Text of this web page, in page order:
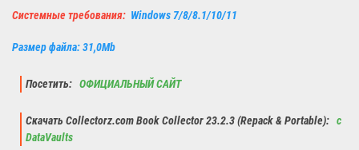
Системные требования: Windows 7/8/8.1/10/11
Размер файла: 31,0Mb
Посетить: ОФИЦИАЛЬНЫЙ САЙТ
Скачать Collectorz.com Book Collector 23.2.3 (Repack & Portable): с
DataVaults